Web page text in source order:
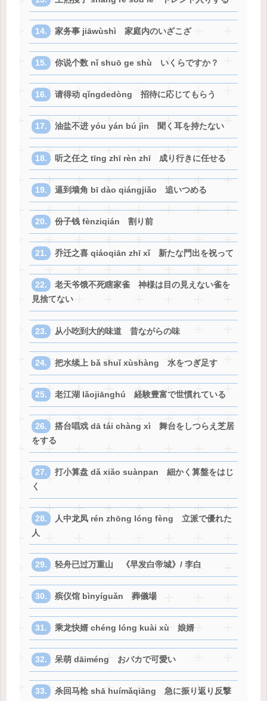
家务事 jiāwùshì 家庭内のいざこざ
你说个数 nǐ shuō ge shù いくらですか？
请得动 qǐngdedòng 招待に応じてもらう
油盐不进 yóu yán bú jìn 聞く耳を持たない
听之任之 tīng zhī rèn zhī 成り行きに任せる
逼到墙角 bī dào qiángjiǎo 追いつめる
份子钱 fènziqián 割り前
乔迁之喜 qiáoqiān zhī xǐ 新たな門出を祝って
老天爷饿不死瞎家雀 神様は目の見えない雀を
見捨てない
从小吃到大的味道 昔ながらの味
把水续上 bǎ shuǐ xùshàng 水をつぎ足す
老江湖 lǎojiānghú 経験豊富で世慣れている
搭台唱戏 dā tái chàng xì 舞台をしつらえ芝居
をする
打小算盘 dǎ xiǎo suànpan 細かく算盤をはじ
く
人中龙凤 rén zhōng lóng fèng 立派で優れた
人
轻舟已过万重山 《早发白帝城》/ 李白
殡仪馆 bìnyíguǎn 葬儀場
乘龙快婿 chéng lóng kuài xù 娘婿
呆萌 dāiméng おバカで可愛い
杀回马枪 shā huímǎqiāng 急に振り返り反撃